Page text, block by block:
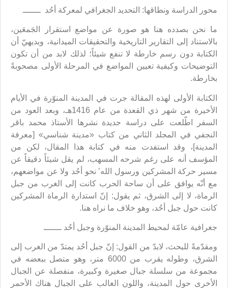
محور الدراسة ونطاقها: التحديد الجغرافي لمعركة أحُد ـــــــ
ما نحن بصدده هنا هو صورة عن مواضع استقرار الجَمعَين،
بالاستناد إلى التقارير التاريخية والتحقيقات الميدانية، وبديهيّ أن
الكتابة دون رسم خارطة لا تنفع شيئاً؛ لذلك لابد من أن تكون
التوضيحات وكيفية تعيين المواضع في المرحلة الأولى مصحوبةً
بخارطة.
الكتابة الأولى لهذه المقالة جرت في المدينة المنوّرة في الأيام
الأخيرة من شهر ذي القعدة من عام 1416هـ، وبعد العود من
السفر اطّلعت على دراسة جديدة نشرها الأستاذ محمد باقر
النجفي في المجلد الثاني من كتاب «مدينة شناسي» [معرفة
المدينة]، وقد استفدت منه في كتابة هذا المقال، لكن من
المؤسف أنه على رغم شرحه المسهب، لم يقل شيئاً دقيقاً عن
مسير حركة المشركين ورسول الله’ نحو أحُد ولا عن مواضعهم،
مع أنّه يوافق على أن ساحة الحرب كانت إلى الغرب من جبل
الرماة، لا إلى الشرق، ثم يقول: إنّ استدارة الرماة المشركين
كانت حول جبل أحُد، وهو خلاف ما نراه هنا.
جغرافية عامّة لمحيط المدينة المنوّرة وجبل أحُد ـــــــ
ومقدّمةً للبحث، لابدّ من القول: إنّ جبل أحُد يمتدّ من الغرب إلى
الشرق، وطوله يقرب من 6000 متر، وهو متصل ببعضه في
مجموعة من سلسلة جبال صغيرة وكبيرة، منفصلة عن الجبال
الأخرى حول المدينة، واللون الغالب على الجبال هناك الأحمر